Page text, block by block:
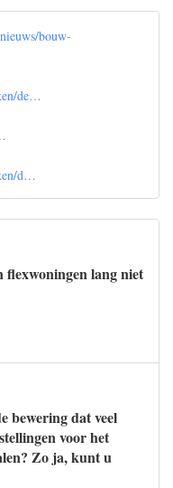
bouw-
de…
d…
flexwoningen lang niet
bewering dat veel
voor het
Zo ja, kunt u